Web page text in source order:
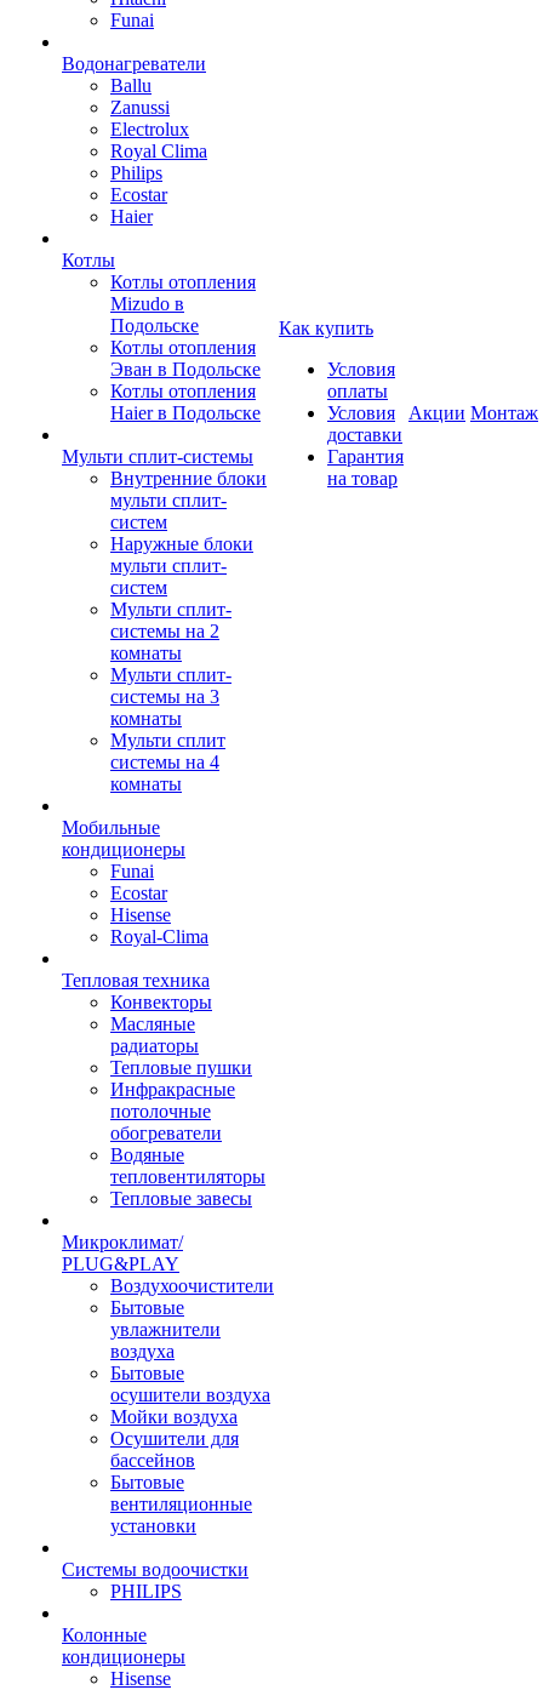
Funai
Водонагреватели
Ballu
Zanussi
Electrolux
Royal Clima
Philips
Ecostar
Haier
Котлы
Котлы отопления
Mizudo в
Подольске
Котлы отопления
Эван в Подольске
Котлы отопления
Haier в Подольске
Мульти сплит-системы
Внутренние блоки
мульти сплит-
систем
Наружные блоки
мульти сплит-
систем
Мульти сплит-
системы на 2
комнаты
Мульти сплит-
системы на 3
комнаты
Мульти сплит
системы на 4
комнаты
Мобильные
кондиционеры
Funai
Ecostar
Hisense
Royal-Clima
Тепловая техника
Конвекторы
Масляные
радиаторы
Тепловые пушки
Инфракрасные
потолочные
обогреватели
Водяные
тепловентиляторы
Тепловые завесы
Микроклимат/
PLUG&PLAY
Воздухоочистители
Бытовые
увлажнители
воздуха
Бытовые
осушители воздуха
Мойки воздуха
Осушители для
бассейнов
Бытовые
вентиляционные
установки
Системы водоочистки
PHILIPS
Колонные
кондиционеры
Hisense
Как купить
Условия
оплаты
Условия
доставки
Гарантия
на товар
Акции Монтаж